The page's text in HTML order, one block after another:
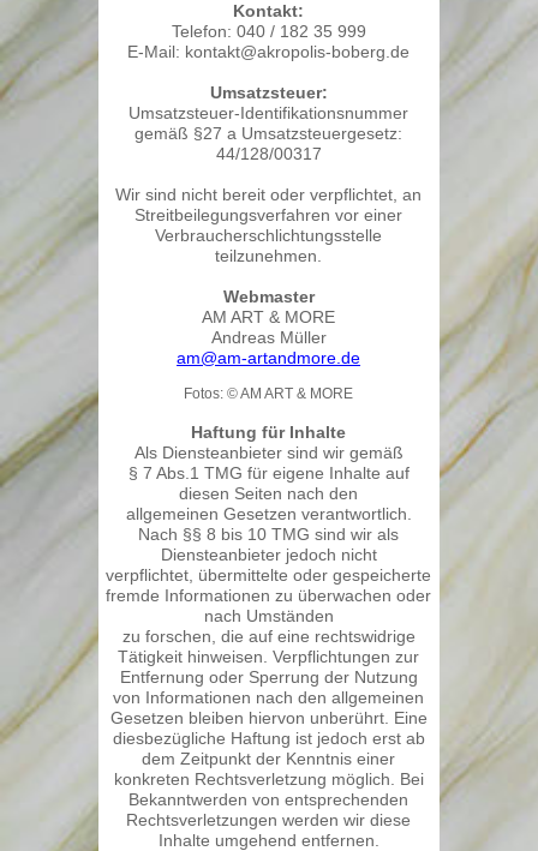
Impressum
Kontakt:
Telefon: 040 / 182 35 999
E-Mail: kontakt@akropolis-boberg.de
Umsatzsteuer:
Umsatzsteuer-Identifikationsnummer
gemäß §27 a Umsatzsteuergesetz:
44/128/00317
Wir sind nicht bereit oder verpflichtet, an
Streitbeilegungsverfahren vor einer
Verbraucherschlichtungsstelle
teilzunehmen.
Webmaster
AM ART & MORE
Andreas Müller
am@am-artandmore.de
Fotos: © AM ART & MORE
Haftung für Inhalte
Als Diensteanbieter sind wir gemäß
§ 7 Abs.1 TMG für eigene Inhalte auf
diesen Seiten nach den
allgemeinen Gesetzen verantwortlich.
Nach §§ 8 bis 10 TMG sind wir als
Diensteanbieter jedoch nicht
verpflichtet, übermittelte oder gespeicherte
fremde Informationen zu überwachen oder
nach Umständen
zu forschen, die auf eine rechtswidrige
Tätigkeit hinweisen. Verpflichtungen zur
Entfernung oder Sperrung der Nutzung
von Informationen nach den allgemeinen
Gesetzen bleiben hiervon unberührt. Eine
diesbezügliche Haftung ist jedoch erst ab
dem Zeitpunkt der Kenntnis einer
konkreten Rechtsverletzung möglich. Bei
Bekanntwerden von entsprechenden
Rechtsverletzungen werden wir diese
Inhalte umgehend entfernen.